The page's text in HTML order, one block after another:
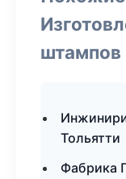
штампов
Тольятти
Фабрика